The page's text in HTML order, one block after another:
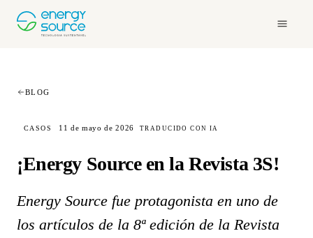
BLOG
CASOS 11 de mayo de 2026 TRADUCIDO CON IA
¡Energy Source en la Revista 3S!
Energy Source fue protagonista en uno de
los artículos de la 8ª edición de la Revista